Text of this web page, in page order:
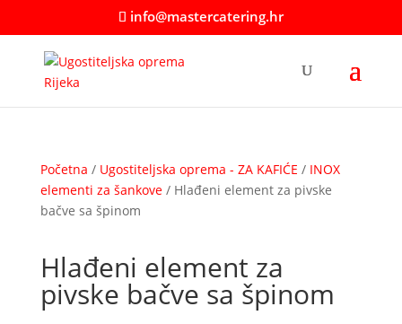
info@mastercatering.hr
Početna / Ugostiteljska oprema - ZA KAFIĆE / INOX
elementi za šankove/ Hlađeni element za pivske
bačve sa špinom
Hlađeni element za
pivske bačve sa špinom